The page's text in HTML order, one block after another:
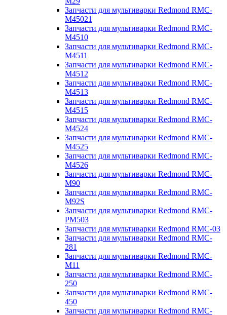
Запчасти для мультиварки Redmond RMC-
M45021
Запчасти для мультиварки Redmond RMC-
M4510
Запчасти для мультиварки Redmond RMC-
M4511
Запчасти для мультиварки Redmond RMC-
M4512
Запчасти для мультиварки Redmond RMC-
M4513
Запчасти для мультиварки Redmond RMC-
M4515
Запчасти для мультиварки Redmond RMC-
M4524
Запчасти для мультиварки Redmond RMC-
M4525
Запчасти для мультиварки Redmond RMC-
M4526
Запчасти для мультиварки Redmond RMC-
M90
Запчасти для мультиварки Redmond RMC-
M92S
Запчасти для мультиварки Redmond RMC-
PM503
Запчасти для мультиварки Redmond RMC-03
Запчасти для мультиварки Redmond RMC-
281
Запчасти для мультиварки Redmond RMC-
M11
Запчасти для мультиварки Redmond RMC-
250
Запчасти для мультиварки Redmond RMC-
450
Запчасти для мультиварки Redmond RMC-